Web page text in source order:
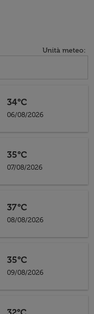
Unità meteo:
34°C
06/08/2026
35°C
07/08/2026
37°C
08/08/2026
35°C
09/08/2026